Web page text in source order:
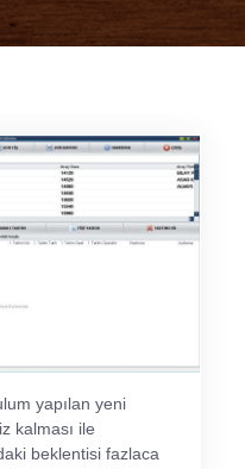
yapılan yeni
kalması ile
beklentisi fazlaca